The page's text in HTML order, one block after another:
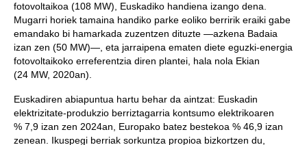
fotovoltaikoa (108 MW), Euskadiko handiena izango dena.
Mugarri horiek tamaina handiko parke eoliko berririk eraiki gabe
emandako bi hamarkada zuzentzen dituzte —azkena Badaia
izan zen (50 MW)—, eta jarraipena ematen diete eguzki-energia
fotovoltaikoko erreferentzia diren plantei, hala nola Ekian
(24 MW, 2020an).
Euskadiren abiapuntua hartu behar da aintzat: Euskadin
elektrizitate-produkzio berriztagarria kontsumo elektrikoaren
% 7,9 izan zen 2024an, Europako batez bestekoa % 46,9 izan
zenean. Ikuspegi berriak sorkuntza propioa bizkortzen du,